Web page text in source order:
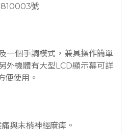
號
一個手調模式，兼具操作簡單
外機體有大型LCD顯示幕可詳
便使用。
與末梢神經麻痺。